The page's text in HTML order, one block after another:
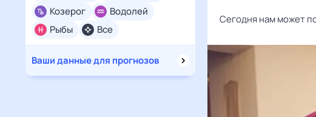
Все
Козерог
Водолей
Рыбы
Ваши данные для прогнозов
Сегодня нам может